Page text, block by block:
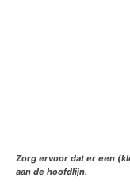
Zorg ervoor dat er een
aan de hoofdlijn.